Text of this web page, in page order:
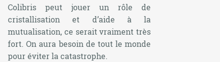
Colibris peut jouer un rôle de
cristallisation et d’aide à la
mutualisation, ce serait vraiment très
fort. On aura besoin de tout le monde
pour éviter la catastrophe.